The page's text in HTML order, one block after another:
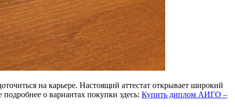
на карьере. Настоящий аттестат открывает широкий
о вариантах покупки здесь: Купить диплом АИГО –